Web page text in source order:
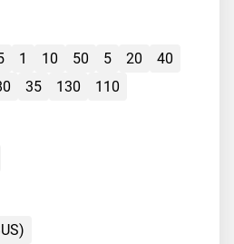
1 10 50 5 20
40
35 130 110